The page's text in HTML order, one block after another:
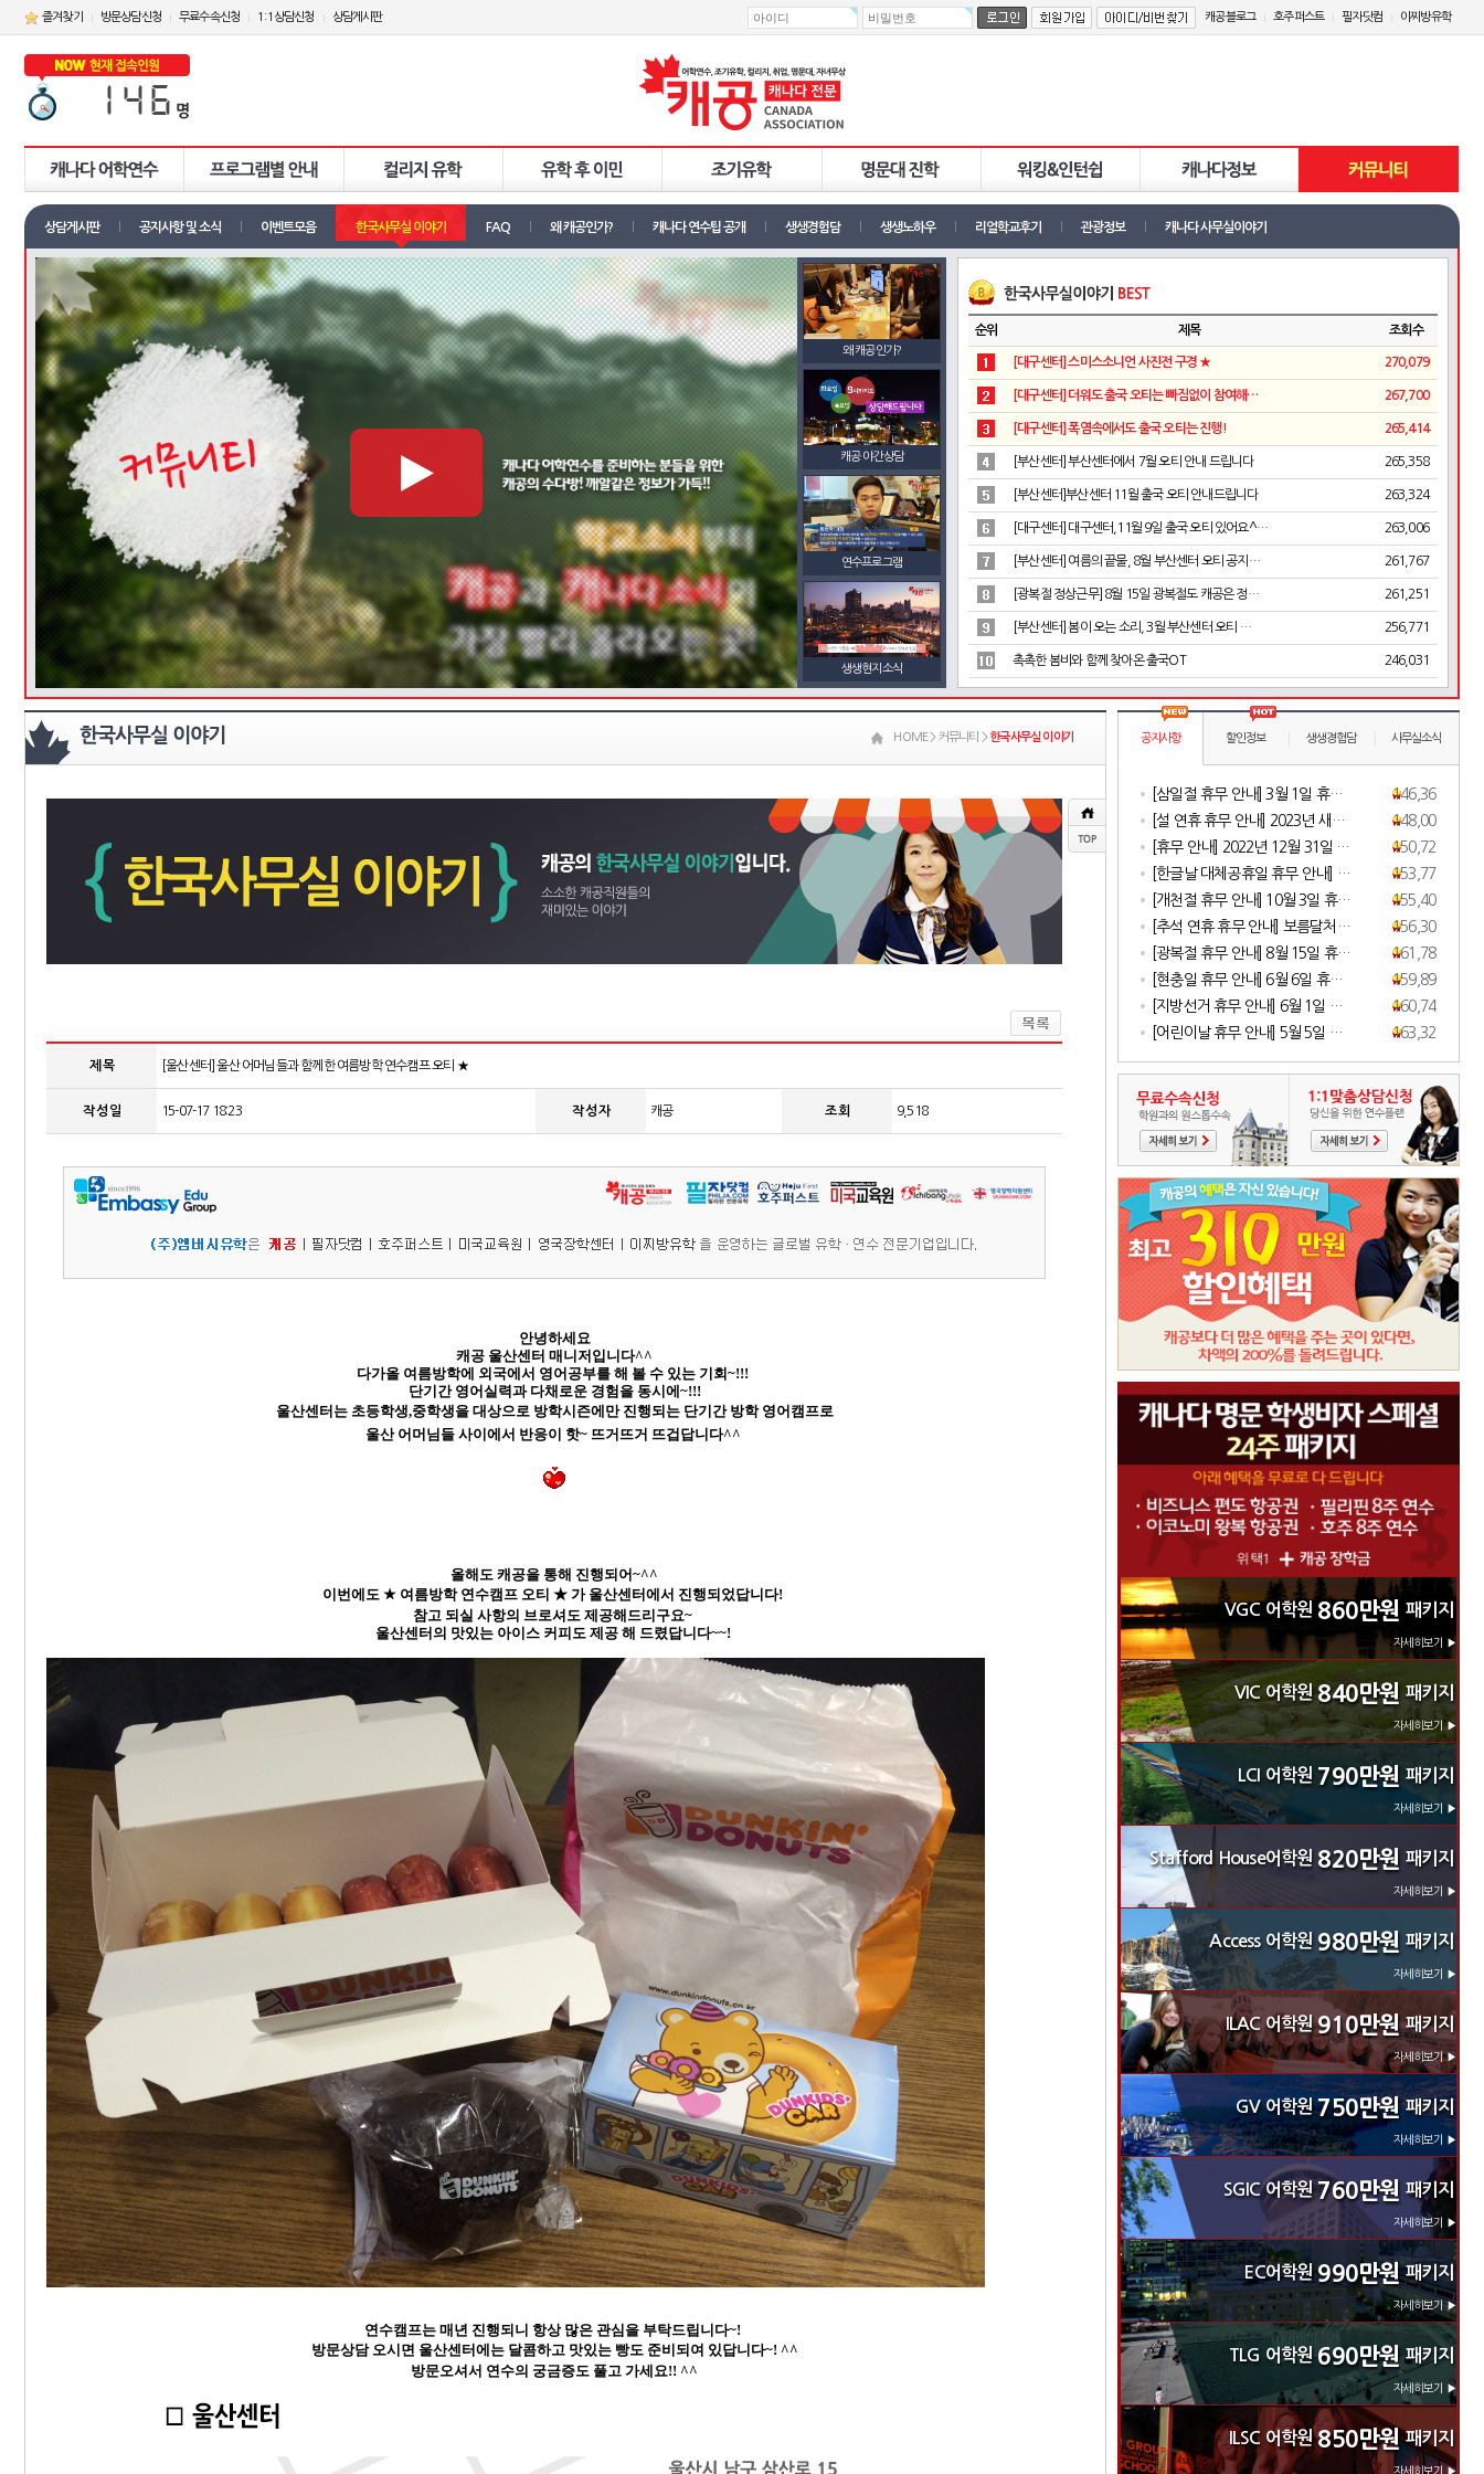
즐겨찾기 방문상담신청 무료수속신청 1:1상담신청 상담게시판 캐공블로그 호주퍼스트 필자닷컴 이찌방유학
상담게시판 공지사항 및 소식 이벤트모음 한국사무실 이야기 FAQ 왜 캐공인가? 캐나다 연수팁 공개 생생경험담 생생노하우 리얼학교후기 관광정보 캐나다 사무실이야기
왜 캐공인가?
캐공 야간상담
연수프로그램
생생현지소식
순위 제목 조회수
[대구센터] 스미스소니언 사진전 구경 ★ 270,079
[대구센터] 더워도 출국 오티는 빠짐없이 참여해… 267,700
[대구센터] 폭염속에서도 출국 오티는 진행! 265,414
[부산센터] 부산센터에서 7월 오티 안내 드립니다 265,358
[부산센터]부산센터 11월 출국 오티 안내드립니다 263,324
[대구센터] 대구센터,11월 9일 출국 오티 있어요^… 263,006
[부산센터] 여름의 끝물, 8월 부산센터 오티 공지… 261,767
[광복절 정상근무] 8월 15일 광복절도 캐공은 정… 261,251
[부산센터] 봄이 오는 소리, 3월 부산센터 오티 … 256,771
촉촉한 봄비와 함께 찾아온 출국OT 246,031
공지사항 할인정보 생생경험담 사무실소식
[삼일절 휴무 안내] 3월 1일 휴…
146,367
[설 연휴 휴무 안내] 2023년 새…
148,006
[휴무 안내] 2022년 12월 31일 …
150,720
[한글날 대체공휴일 휴무 안내] …
153,774
[개천절 휴무 안내] 10월 3일 휴…
155,409
[추석 연휴 휴무 안내] 보름달처…
156,300
[광복절 휴무 안내] 8월 15일 휴…
161,780
[현충일 휴무 안내] 6월 6일 휴…
159,897
[지방선거 휴무 안내] 6월 1일 …
160,745
[어린이날 휴무 안내] 5월 5일 …
163,328
VGC 어학원 860만원 패키지
자세히보기 ▶
VIC 어학원 840만원 패키지
자세히보기 ▶
LCI 어학원 790만원 패키지
자세히보기 ▶
Stafford House어학원 820만원 패키지
자세히보기 ▶
Access 어학원 980만원 패키지
자세히보기 ▶
ILAC 어학원 910만원 패키지
자세히보기 ▶
GV 어학원 750만원 패키지
자세히보기 ▶
SGIC 어학원 760만원 패키지
자세히보기 ▶
EC어학원 990만원 패키지
자세히보기 ▶
TLG 어학원 690만원 패키지
자세히보기 ▶
ILSC 어학원 850만원 패키지
HOME > 커뮤니티 > 한국사무실 이야기
제 목 [울산센터] 울산 어머님들과 함께한 여름방학 연수캠프 오티 ★
작 성 일 15-07-17 18:23 작 성 자 캐공 조 회 9,518
안녕하세요
캐공 울산센터 매니저입니다^^
다가올 여름방학에 외국에서 영어공부를 해 볼 수 있는 기회~!!!
단기간 영어실력과 다채로운 경험을 동시에~!!!
울산센터는 초등학생,중학생을대상으로 방학시즌에만 진행되는 단기간 방학 영어캠프로
울산 어머님들 사이에서 반응이 핫~ 뜨거뜨거 뜨겁답니다^^
올해도 캐공을 통해 진행되어~^^
이번에도 ★ 여름방학 연수캠프 오티 ★ 가 울산센터에서 진행되었답니다!
참고 되실 사항의 브로셔도 제공해드리구요~
울산센터의 맛있는 아이스 커피도 제공 해 드렸답니다~~!
연수캠프는 매년 진행되니 항상 많은 관심을 부탁드립니다~!
방문상담 오시면 울산센터에는 달콤하고맛있는 빵도 준비되여 있답니다~! ^^
방문오셔서 연수의 궁금증도 풀고 가세요!! ^^